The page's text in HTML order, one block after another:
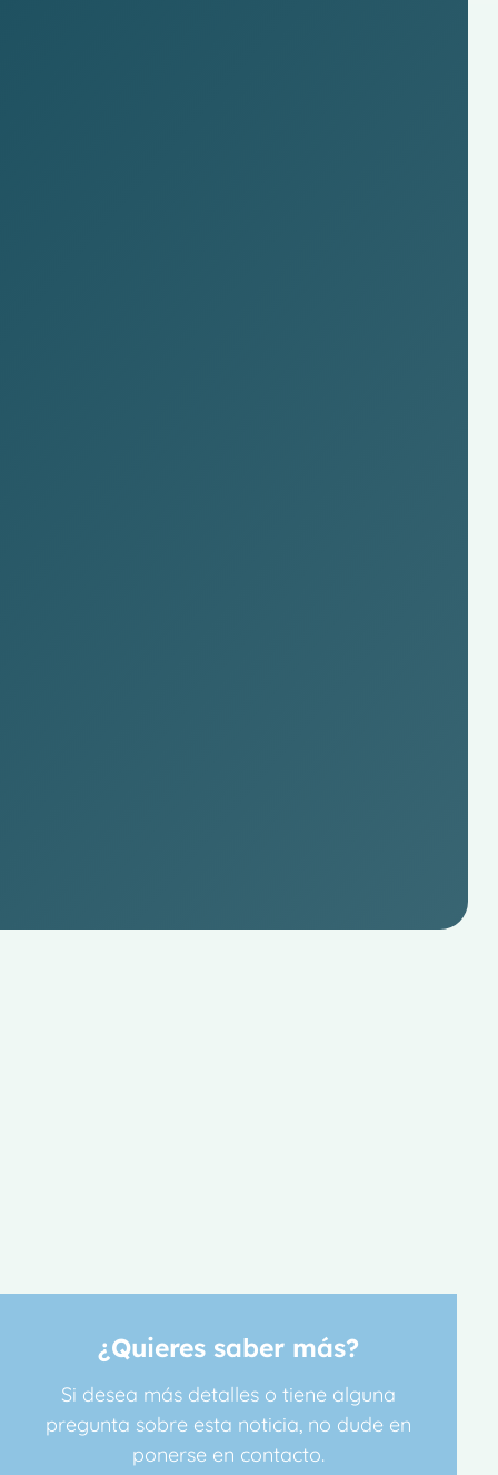
¿Quieres saber más?
Si desea más detalles o tiene alguna
pregunta sobre esta noticia, no dude en
ponerse en contacto.